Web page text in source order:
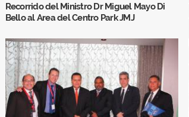
Recorrido del Ministro Dr Miguel Mayo Di
Bello al Area del Centro Park JMJ